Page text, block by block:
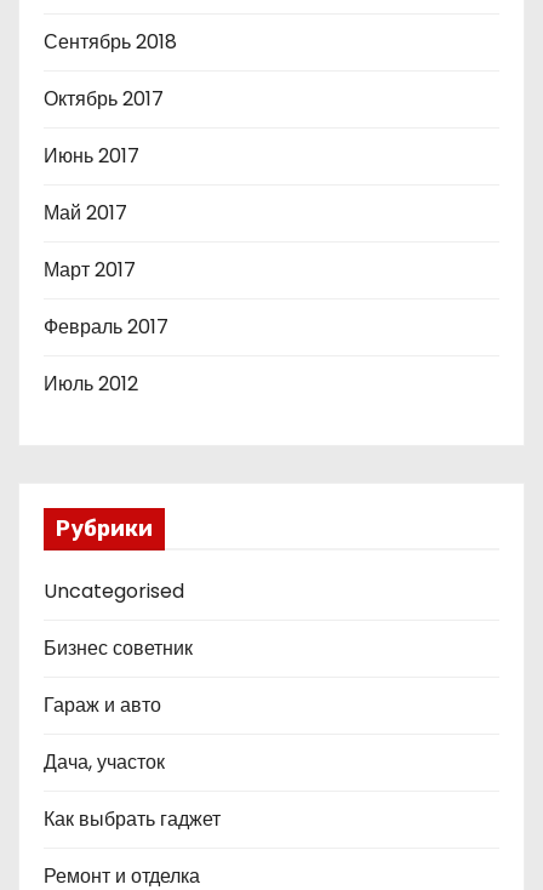
Сентябрь 2018
Октябрь 2017
Июнь 2017
Май 2017
Март 2017
Февраль 2017
Июль 2012
Рубрики
Uncategorised
Бизнес советник
Гараж и авто
Дача, участок
Как выбрать гаджет
Ремонт и отделка